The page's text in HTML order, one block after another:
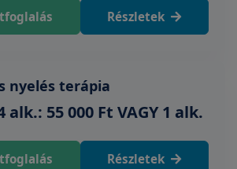
Részletek
nyelés terápia
alk.: 55 000 Ft VAGY 1 alk.
Részletek